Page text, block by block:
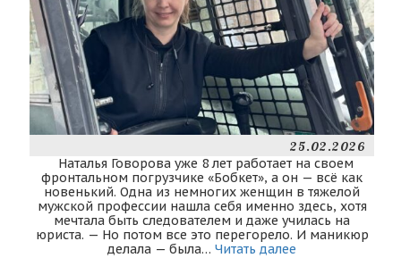
25.02.2026
Наталья Говорова уже 8 лет работает на своем
фронтальном погрузчике «Бобкет», а он — всё как
новенький. Одна из немногих женщин в тяжелой
мужской профессии нашла себя именно здесь, хотя
мечтала быть следователем и даже училась на
юриста. — Но потом все это перегорело. И маникюр
делала — была… Читать далее